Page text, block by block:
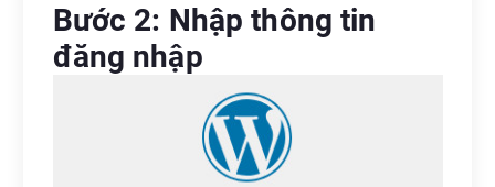
Bước 2: Nhập thông tin
đăng nhập